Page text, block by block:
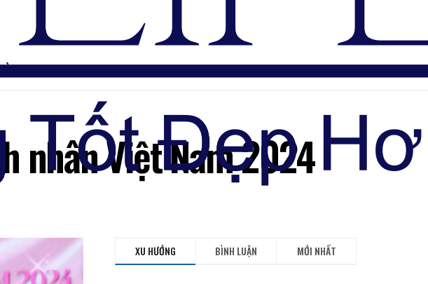
Đăng nhập
nhân Việt Nam 2024
XU HƯỚNG BÌNH LUẬN MỚI NHẤT